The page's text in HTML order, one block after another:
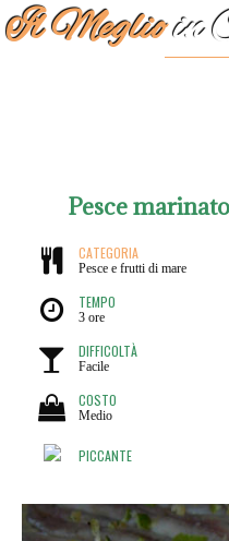
Il Meglioin
Pesce
CATEGORIA
Pesce e frutti di mare
TEMPO
3 ore
DIFFICOLTÀ
Facile
COSTO
Medio
PICCANTE